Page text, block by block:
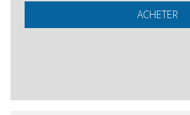
Evaluating micro-credentials in
Europe & Southeast Asia
La valutazione di fronte alle sfide
ACHETER